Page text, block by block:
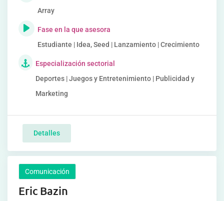
Array
Fase en la que asesora
Estudiante | Idea, Seed | Lanzamiento | Crecimiento
Especialización sectorial
Deportes | Juegos y Entretenimiento | Publicidad y
Marketing
Detalles
Comunicación
Eric Bazin